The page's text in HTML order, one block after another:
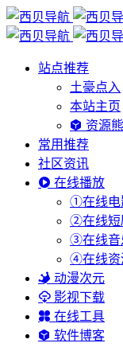
站点推荐
土豪点入
本站主页
资源熊
常用推荐
社区资讯
在线播放
①在线电
②在线短
③在线音
④在线资
动漫次元
影视下载
在线工具
软件博客